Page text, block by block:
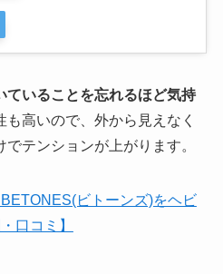
ていることを忘れるほど気持
も高いので、外から見えなく
テンションが上がります。
BETONES(ビトーンズ)をヘビ
口コミ】